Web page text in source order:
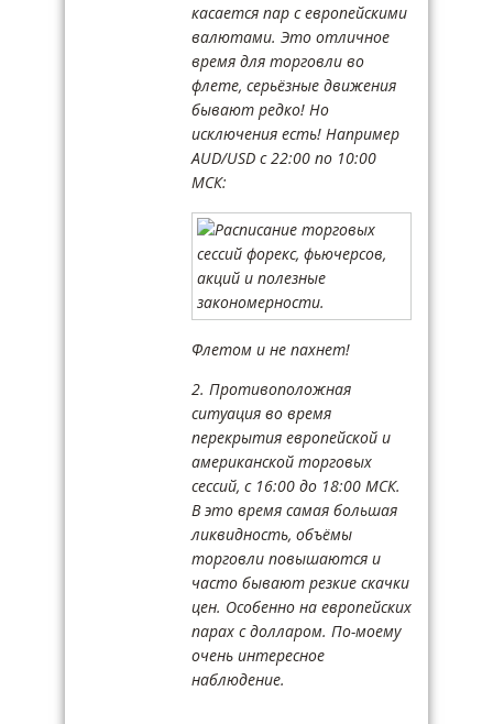
касается пар с европейскими
валютами. Это отличное
время для торговли во
флете, серьёзные движения
бывают редко! Но
исключения есть! Например
AUD/USD c 22:00 по 10:00
МСК:
Флетом и не пахнет!
2. Противоположная
ситуация во время
перекрытия европейской и
американской торговых
сессий, с 16:00 до 18:00 МСК.
В это время самая большая
ликвидность, объёмы
торговли повышаются и
часто бывают резкие скачки
цен. Особенно на европейских
парах с долларом. По-моему
очень интересное
наблюдение.